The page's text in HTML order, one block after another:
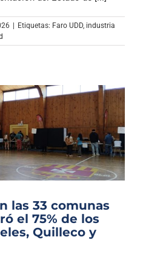
| Etiquetas: Faro UDD, industria
las 33 comunas
el 75% de los
Quilleco y